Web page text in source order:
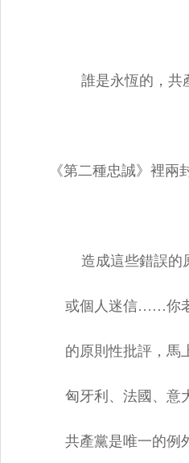
誰是永恆的，共產
《第二種忠誠》裡兩
造成這些錯誤的原
或個人迷信……你老
的原則性批評，馬
匈牙利、法國、意
共產黨是唯一的例